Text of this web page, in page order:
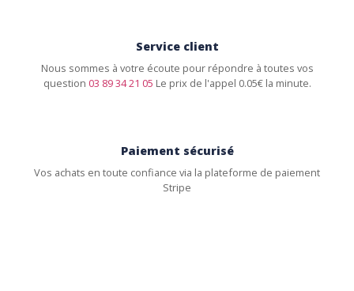
Service client
Nous sommes à votre écoute pour répondre à toutes vos
question 03 89 34 21 05 Le prix de l'appel 0.05€ la minute.
Paiement sécurisé
Vos achats en toute confiance via la plateforme de paiement
Stripe